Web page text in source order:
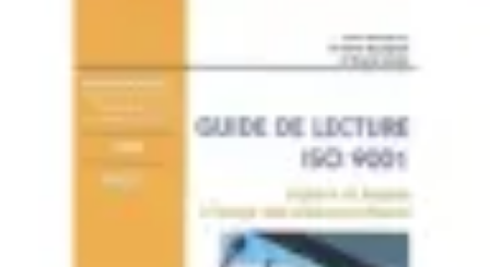
Urgences
Sports et Santé Dentaire
Service Urgence Dentaires